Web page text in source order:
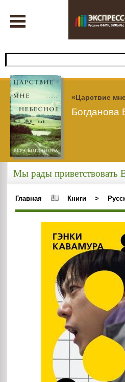
«Царствие
Богданова
Мы рады приветствовать
Главная Книги >